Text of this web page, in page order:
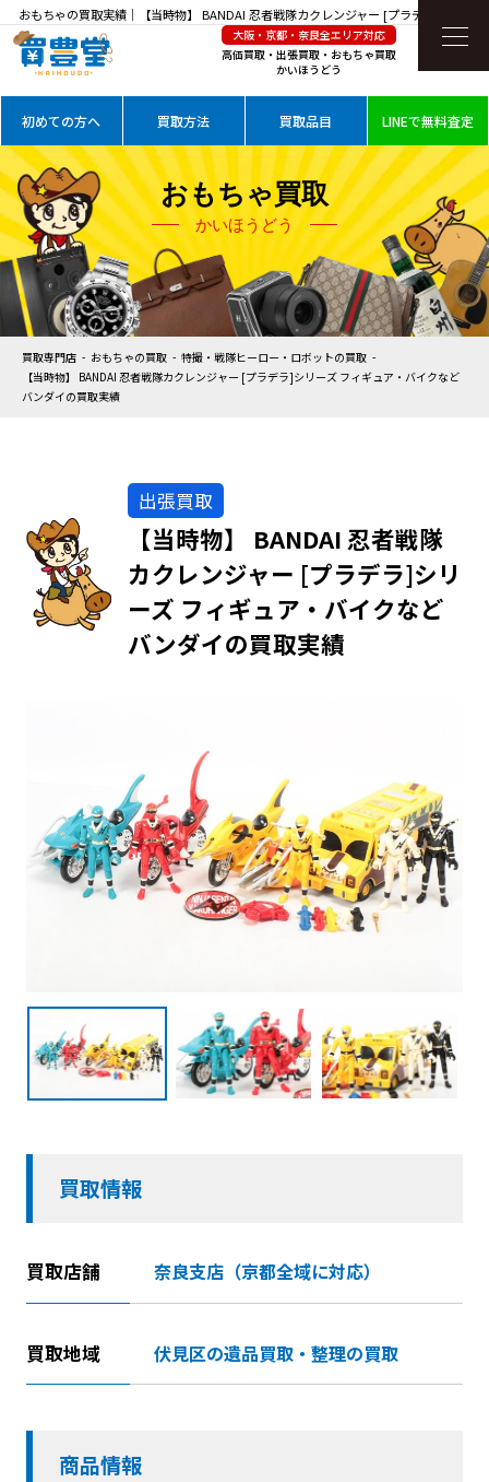
おもちゃの買取実績｜【当時物】 BANDAI 忍者戦隊カクレンジャー [プラデラ]シリーズ
フィギュア・バイクなど バンダイを高価買取大阪・京都・奈良全エリア対応
高価買取・出張買取・おもちゃ買取
かいほうどう
初めての方へ 買取方法 買取品目 LINEで無料査定
おもちゃ買取
かいほうどう
買取専門店 おもちゃの買取
特撮・戦隊ヒーロー・ロボットの買取
【当時物】 BANDAI 忍者戦隊カクレンジャー [プラデラ]シリーズ フィギュア・バイクなど
バンダイの買取実績
出張買取
【当時物】 BANDAI 忍者戦隊
カクレンジャー [プラデラ]シリ
ーズ フィギュア・バイクなど
バンダイの買取実績
買取情報
買取店舗 奈良支店（京都全域に対応）
買取地域 伏見区の遺品買取・整理の買取
商品情報